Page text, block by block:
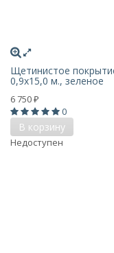
Щетинистое
0,9x15,0 м., зеленое
6 750 ₽
0
В корзину
Недоступен